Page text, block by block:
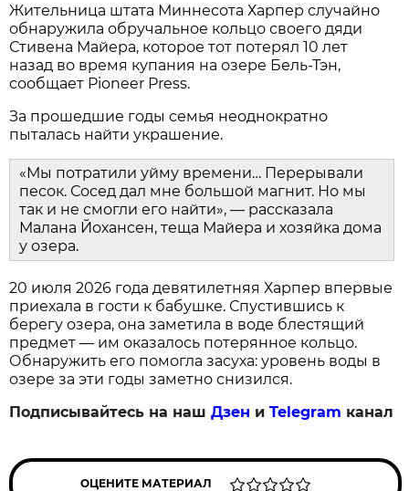
Жительница штата Миннесота Харпер случайно
обнаружила обручальное кольцо своего дяди
Стивена Майера, которое тот потерял 10 лет
назад во время купания на озере Бель-Тэн,
сообщает Pioneer Press.
За прошедшие годы семья неоднократно
пыталась найти украшение.
«Мы потратили уйму времени… Перерывали
песок. Сосед дал мне большой магнит. Но мы
так и не смогли его найти», — рассказала
Малана Йохансен, теща Майера и хозяйка дома
у озера.
20 июля 2026 года девятилетняя Харпер впервые
приехала в гости к бабушке. Спустившись к
берегу озера, она заметила в воде блестящий
предмет — им оказалось потерянное кольцо.
Обнаружить его помогла засуха: уровень воды в
озере за эти годы заметно снизился.
Подписывайтесь на нашДзен иTelegram канал
ОЦЕНИТЕ МАТЕРИАЛ